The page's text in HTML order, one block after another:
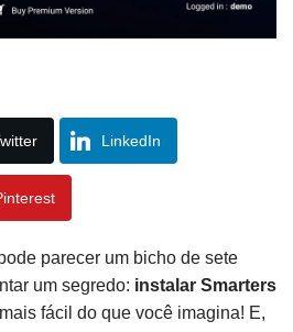
LinkedIn
parecer um bicho de sete
um segredo: instalar Smarters
fácil do que você imagina! E,